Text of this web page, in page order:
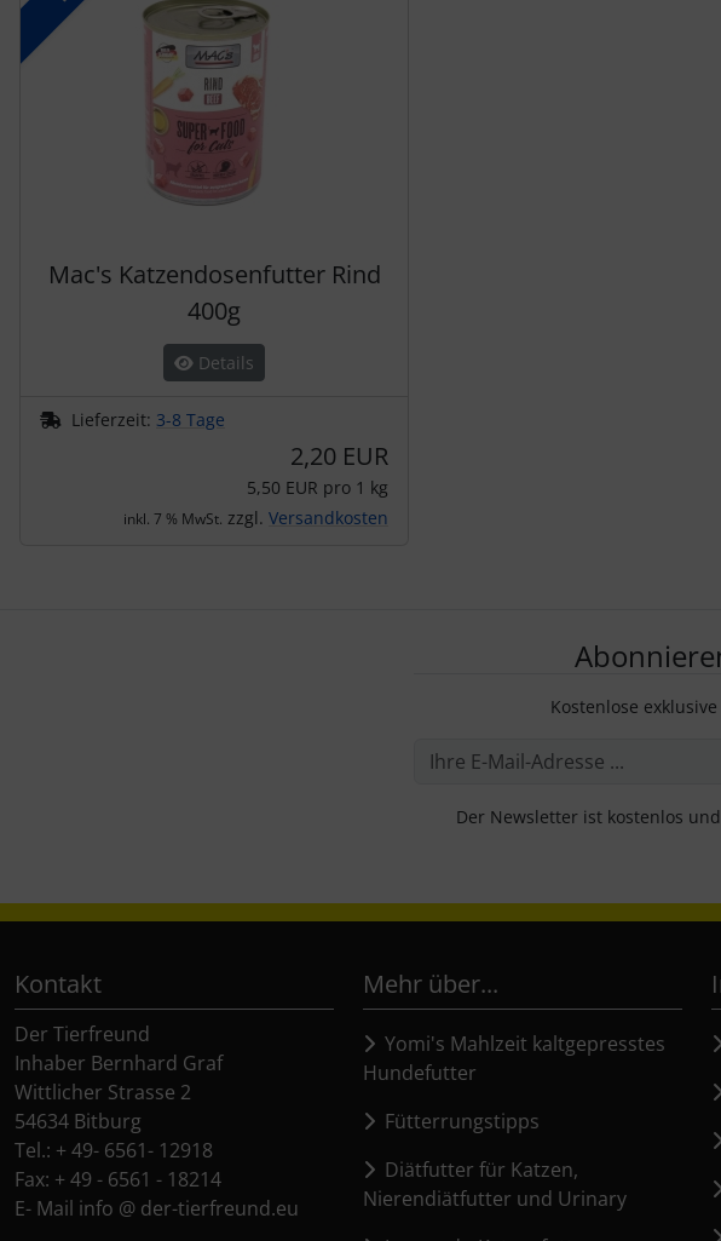
Mac's Katzendosenfutter Rind
400g
Details
Lieferzeit: 3-8 Tage
2,20 EUR
5,50 EUR pro 1 kg
inkl. 7 % MwSt. zzgl. Versandkosten
Kostenlose
Der Newsletter ist kostenlos
Kontakt
Der Tierfreund
Inhaber Bernhard Graf
Wittlicher Strasse 2
54634 Bitburg
Tel.: + 49- 6561- 12918
Fax: + 49 - 6561 - 18214
E- Mail info @ der-tierfreund.eu
Mehr über...
Yomi's Mahlzeit kaltgepresstes
Hundefutter
Fütterrungstipps
Diätfutter für Katzen,
Nierendiätfutter und Urinary